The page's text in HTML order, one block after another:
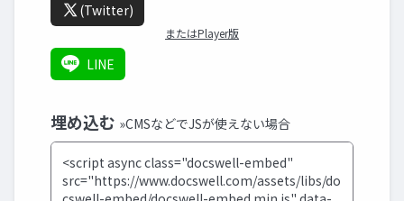
(Twitter)
またはPlayer版
LINE
埋め込む »CMSなどでJSが使えない場合